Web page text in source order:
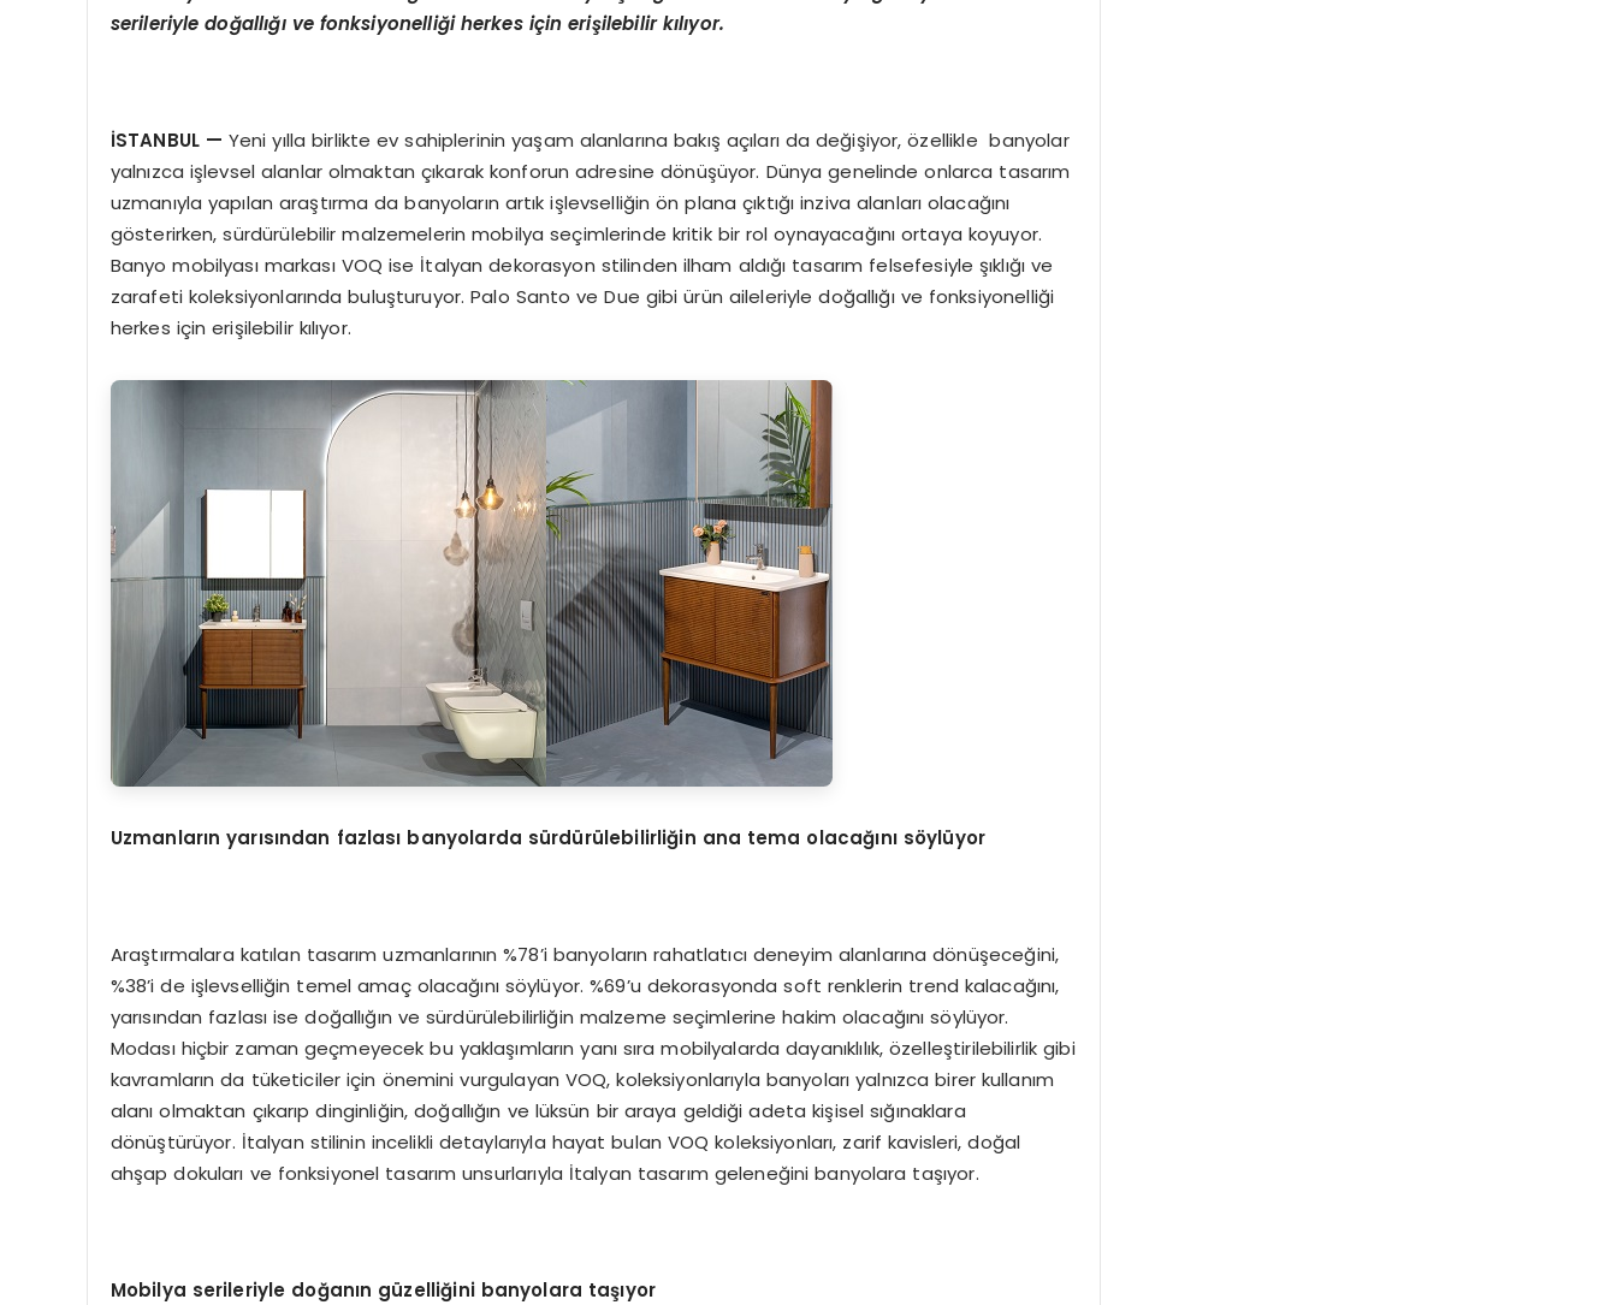
serileriyle doğallığı ve fonksiyonelliği herkes için erişilebilir kılıyor.
İSTANBUL — Yeni yılla birlikte ev sahiplerinin yaşam alanlarına bakış açıları da değişiyor, özellikle banyolar
yalnızca işlevsel alanlar olmaktan çıkarak konforun adresine dönüşüyor. Dünya genelinde onlarca tasarım
uzmanıyla yapılan araştırma da banyoların artık işlevselliğin ön plana çıktığı inziva alanları olacağını
gösterirken, sürdürülebilir malzemelerin mobilya seçimlerinde kritik bir rol oynayacağını ortaya koyuyor.
Banyo mobilyası markası VOQ ise İtalyan dekorasyon stilinden ilham aldığı tasarım felsefesiyle şıklığı ve
zarafeti koleksiyonlarında buluşturuyor. Palo Santo ve Due gibi ürün aileleriyle doğallığı ve fonksiyonelliği
herkes için erişilebilir kılıyor.
Uzmanların yarısından fazlası banyolarda sürdürülebilirliğin ana tema olacağını söylüyor
Araştırmalara katılan tasarım uzmanlarının %78’i banyoların rahatlatıcı deneyim alanlarına dönüşeceğini,
%38’i de işlevselliğin temel amaç olacağını söylüyor. %69’u dekorasyonda soft renklerin trend kalacağını,
yarısından fazlası ise doğallığın ve sürdürülebilirliğin malzeme seçimlerine hakim olacağını söylüyor.
Modası hiçbir zaman geçmeyecek bu yaklaşımların yanı sıra mobilyalarda dayanıklılık, özelleştirilebilirlik gibi
kavramların da tüketiciler için önemini vurgulayan VOQ, koleksiyonlarıyla banyoları yalnızca birer kullanım
alanı olmaktan çıkarıp dinginliğin, doğallığın ve lüksün bir araya geldiği adeta kişisel sığınaklara
dönüştürüyor. İtalyan stilinin incelikli detaylarıyla hayat bulan VOQ koleksiyonları, zarif kavisleri, doğal
ahşap dokuları ve fonksiyonel tasarım unsurlarıyla İtalyan tasarım geleneğini banyolara taşıyor.
Mobilya serileriyle doğanın güzelliğini banyolara taşıyor